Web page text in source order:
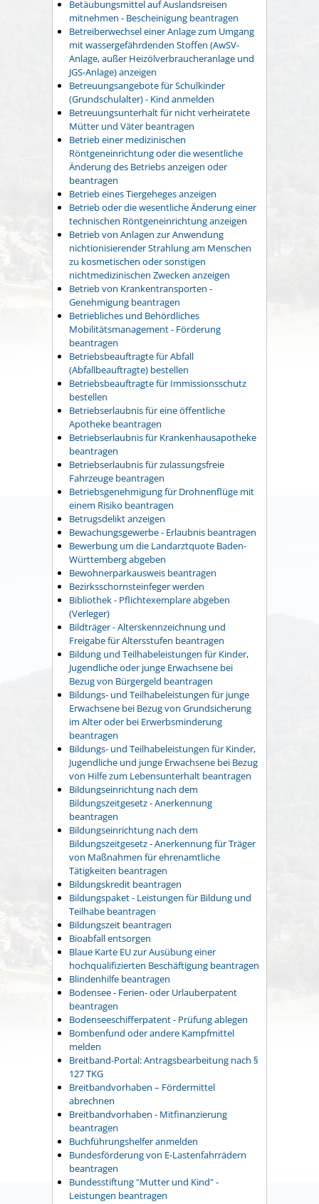
Betäubungsmittel auf Auslandsreisen
mitnehmen - Bescheinigung beantragen
Betreiberwechsel einer Anlage zum Umgang
mit wassergefährdenden Stoffen (AwSV-
Anlage, außer Heizölverbraucheranlage und
JGS-Anlage) anzeigen
Betreuungsangebote für Schulkinder
(Grundschulalter) - Kind anmelden
Betreuungsunterhalt für nicht verheiratete
Mütter und Väter beantragen
Betrieb einer medizinischen
Röntgeneinrichtung oder die wesentliche
Änderung des Betriebs anzeigen oder
beantragen
Betrieb eines Tiergeheges anzeigen
Betrieb oder die wesentliche Änderung einer
technischen Röntgeneinrichtung anzeigen
Betrieb von Anlagen zur Anwendung
nichtionisierender Strahlung am Menschen
zu kosmetischen oder sonstigen
nichtmedizinischen Zwecken anzeigen
Betrieb von Krankentransporten -
Genehmigung beantragen
Betriebliches und Behördliches
Mobilitätsmanagement - Förderung
beantragen
Betriebsbeauftragte für Abfall
(Abfallbeauftragte) bestellen
Betriebsbeauftragte für Immissionsschutz
bestellen
Betriebserlaubnis für eine öffentliche
Apotheke beantragen
Betriebserlaubnis für Krankenhausapotheke
beantragen
Betriebserlaubnis für zulassungsfreie
Fahrzeuge beantragen
Betriebsgenehmigung für Drohnenflüge mit
einem Risiko beantragen
Betrugsdelikt anzeigen
Bewachungsgewerbe - Erlaubnis beantragen
Bewerbung um die Landarztquote Baden-
Württemberg abgeben
Bewohnerparkausweis beantragen
Bezirksschornsteinfeger werden
Bibliothek - Pflichtexemplare abgeben
(Verleger)
Bildträger - Alterskennzeichnung und
Freigabe für Altersstufen beantragen
Bildung und Teilhabeleistungen für Kinder,
Jugendliche oder junge Erwachsene bei
Bezug von Bürgergeld beantragen
Bildungs- und Teilhabeleistungen für junge
Erwachsene bei Bezug von Grundsicherung
im Alter oder bei Erwerbsminderung
beantragen
Bildungs- und Teilhabeleistungen für Kinder,
Jugendliche und junge Erwachsene bei Bezug
von Hilfe zum Lebensunterhalt beantragen
Bildungseinrichtung nach dem
Bildungszeitgesetz - Anerkennung
beantragen
Bildungseinrichtung nach dem
Bildungszeitgesetz - Anerkennung für Träger
von Maßnahmen für ehrenamtliche
Tätigkeiten beantragen
Bildungskredit beantragen
Bildungspaket - Leistungen für Bildung und
Teilhabe beantragen
Bildungszeit beantragen
Bioabfall entsorgen
Blaue Karte EU zur Ausübung einer
hochqualifizierten Beschäftigung beantragen
Blindenhilfe beantragen
Bodensee - Ferien- oder Urlauberpatent
beantragen
Bodenseeschifferpatent - Prüfung ablegen
Bombenfund oder andere Kampfmittel
melden
Breitband-Portal: Antragsbearbeitung nach §
127 TKG
Breitbandvorhaben – Fördermittel
abrechnen
Breitbandvorhaben - Mitfinanzierung
beantragen
Buchführungshelfer anmelden
Bundesförderung von E-Lastenfahrrädern
beantragen
Bundesstiftung "Mutter und Kind" -
Leistungen beantragen